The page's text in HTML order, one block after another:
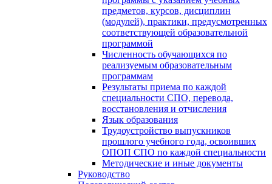
предметов, курсов, дисциплин
(модулей), практики, предусмотренных
соответствующей образовательной
программой
Численность обучающихся по
реализуемым образовательным
программам
Результаты приема по каждой
специальности СПО, перевода,
восстановления и отчисления
Язык образования
Трудоустройство выпускников
прошлого учебного года, освоивших
ОПОП СПО по каждой специальности
Методические и иные документы
Руководство